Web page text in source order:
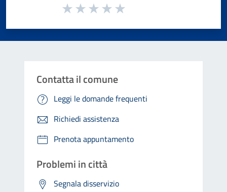
Valuta da 1 a 5 stelle la pagina
Contatta il comune
Leggi le domande frequenti
Richiedi assistenza
Prenota appuntamento
Problemi in città
Segnala disservizio